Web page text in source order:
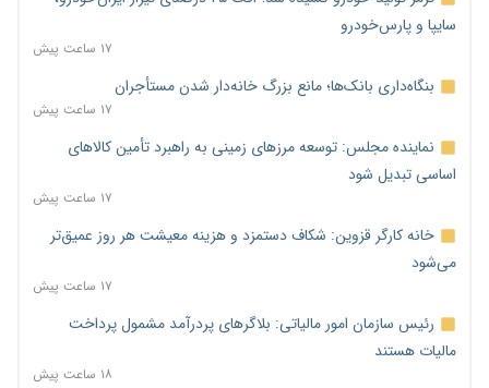
سایپا و پارس‌خودرو
۱۷ ساعت پیش
بنگاه‌داری بانک‌ها؛ مانع بزرگ خانه‌دار شدن مستأجران
۱۷ ساعت پیش
نماینده مجلس: توسعه مرزهای زمینی به راهبرد تأمین کالاهای
اساسی تبدیل شود
۱۷ ساعت پیش
خانه کارگر قزوین: شکاف دستمزد و هزینه معیشت هر روز عمیق‌تر
می‌شود
۱۷ ساعت پیش
رئیس سازمان امور مالیاتی: بلاگرهای پردرآمد مشمول پرداخت
مالیات هستند
۱۸ ساعت پیش